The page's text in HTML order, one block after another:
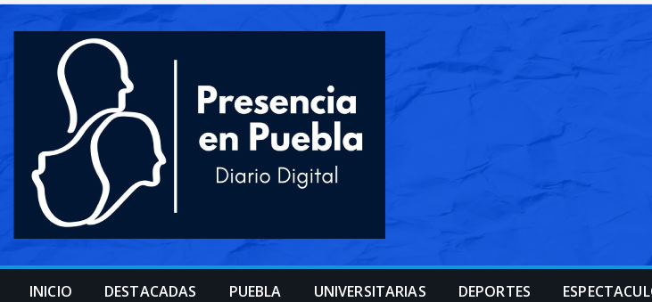
INICIO DESTACADAS PUEBLA UNIVERSITARIAS DEPORTES